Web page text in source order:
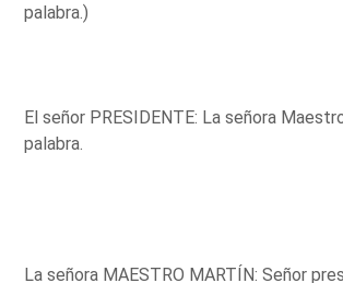
palabra.)
El señor PRESIDENTE: La señora
palabra.
La señora MAESTRO MARTÍN: Señor